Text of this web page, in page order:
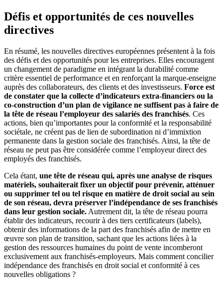
Défis et opportunités de ces nouvelles
directives
En résumé, les nouvelles directives européennes présentent à la fois
des défis et des opportunités pour les entreprises. Elles encouragent
un changement de paradigme en intégrant la durabilité comme
critère essentiel de performance et en renforçant la marque-enseigne
auprès des collaborateurs, des clients et des investisseurs. Force est
de constater que la collecte d’indicateurs extra-financiers ou la
co-construction d’un plan de vigilance ne suffisent pas à faire de
la tête de réseau l’employeur des salariés des franchisés. Ces
actions, bien qu’importantes pour la conformité et la responsabilité
sociétale, ne créent pas de lien de subordination ni d’immixtion
permanente dans la gestion sociale des franchisés. Ainsi, la tête de
réseau ne peut pas être considérée comme l’employeur direct des
employés des franchisés.
Cela étant, une tête de réseau qui, après une analyse de risques
matériels, souhaiterait fixer un objectif pour prévenir, atténuer
ou supprimer tel ou tel risque en matière de droit social au sein
de son réseau, devra préserver l’indépendance de ses franchisés
dans leur gestion sociale. Autrement dit, la tête de réseau pourra
établir des indicateurs, recourir à des tiers certificateurs (labels),
obtenir des informations de la part des franchisés afin de mettre en
œuvre son plan de transition, sachant que les actions liées à la
gestion des ressources humaines du point de vente incomberont
exclusivement aux franchisés-employeurs. Mais comment concilier
indépendance des franchisés en droit social et conformité à ces
nouvelles obligations ?